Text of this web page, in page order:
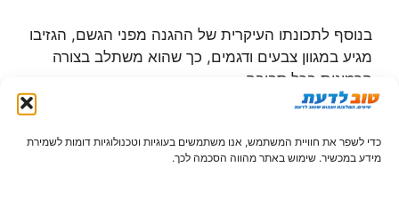
כדי לשפר את חוויית המשתמש, אנו משתמשים בעוגיות וטכנולוגיות דומות לשמירת
מידע במכשיר. שימוש באתר מהווה הסכמה לכך.
בנוסף לתכונתו העיקרית של ההגנה מפני הגשם, הגזיבו
מגיע במגוון צבעים ודגמים, כך שהוא משתלב בצורה
הרמונית בכל סביבה.